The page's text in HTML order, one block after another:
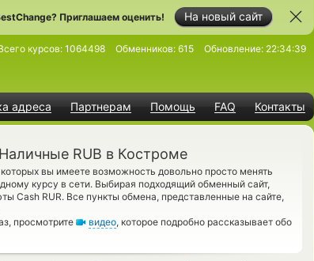
На новый сайт
Приглашаем оценить!
адреса Партнерам Помощь FAQ Контакты
курсов: 1064498 Обменников: 615 Обновление: 22:34:39
RUB в Костроме
вы имеете возможность довольно просто менять
курсу в сети. Выбирая подходящий обменный сайт,
Cash RUR. Все пункты обмена, представленные на сайте,
просмотрите
видео, которое подробно рассказывает обо